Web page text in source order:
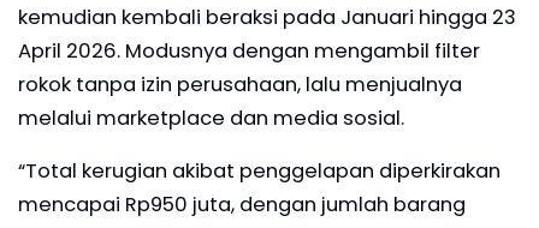
kemudian kembali beraksi pada Januari hingga 23
April 2026. Modusnya dengan mengambil filter
rokok tanpa izin perusahaan, lalu menjualnya
melalui marketplace dan media sosial.
“Total kerugian akibat penggelapan diperkirakan
mencapai Rp950 juta, dengan jumlah barang